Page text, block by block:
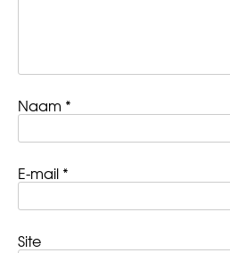
Naam *
E-mail *
Site